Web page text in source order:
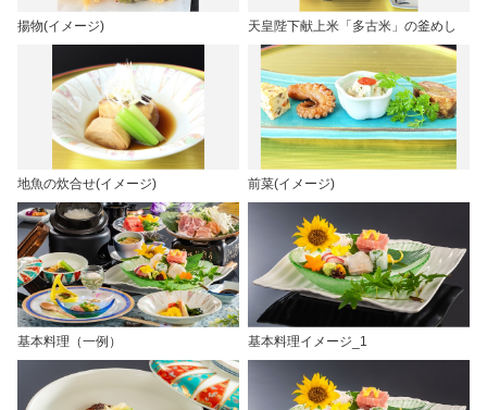
揚物(イメージ) 天皇陛下献上米「多古米」の釜めし
地魚の炊合せ(イメージ) 前菜(イメージ)
基本料理（一例） 基本料理イメージ_1